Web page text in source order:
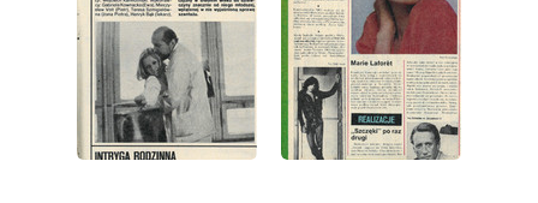
wydanie: 42/1977 wydanie: 42/1977